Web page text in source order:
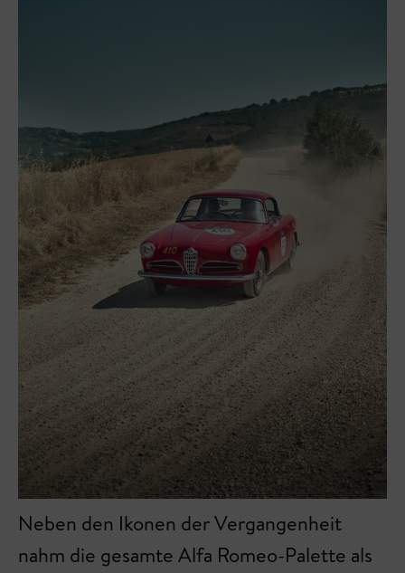
Neben den Ikonen der Vergangenheit
nahm die gesamte Alfa Romeo-Palette als